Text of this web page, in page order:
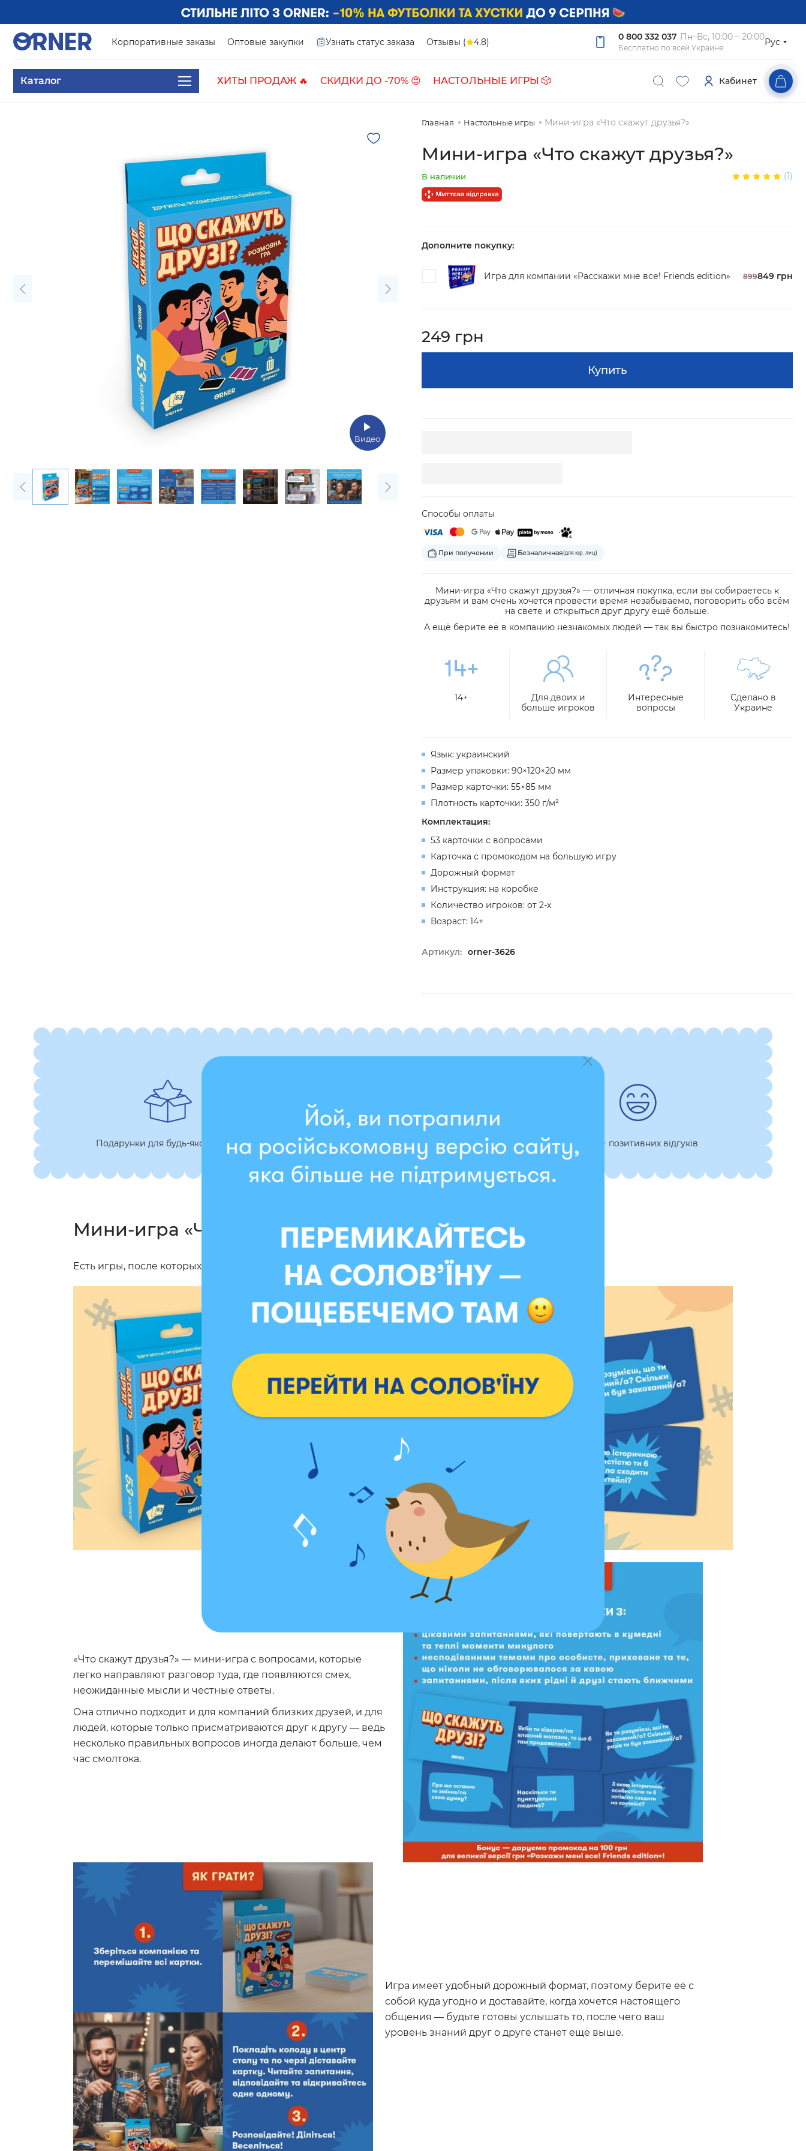
Корпоративные заказы Оптовые закупки Узнать статус заказа Отзывы ( 4.8) 0 800 332 037 Пн–Вс, 10:00 – 20:00
Бесплатно по всей Украине
Рус
Каталог ХИТЫ ПРОДАЖ 🔥 СКИДКИ ДО -70% 😍 НАСТОЛЬНЫЕ ИГРЫ 🎲 Кабинет
Видео
Главная Настольные игры Мини-игра «Что скажут друзья?»
Мини-игра «Что скажут друзья?»
В наличии (1)
Дополните покупку:
Игра для компании «Расскажи мне все! Friends edition» 899849 грн
249 грн
Купить
Способы оплаты
При получении Безналичная(для юр. лиц)
Мини-игра «Что скажут друзья?» — отличная покупка, если вы собираетесь к
друзьям и вам очень хочется провести время незабываемо, поговорить обо всём
на свете и открыться друг другу ещё больше.
А ещё берите её в компанию незнакомых людей — так вы быстро познакомитесь!
14+
Для двоих и
больше игроков
Интересные
вопросы
Сделано в
Украине
Язык: украинский
Размер упаковки: 90×120×20 мм
Размер карточки: 55×85 мм
Плотность карточки: 350 г/м²
Комплектация:
53 карточки с вопросами
Карточка с промокодом на большую игру
Дорожный формат
Инструкция: на коробке
Количество игроков: от 2-х
Возраст: 14+
Артикул: orner-3626
Подарунки для будь-якої нагоди Мгновенная отправка 7 000+ позитивних відгуків
Мини-игра «Что скажут друзья?»
Есть игры, после которых даже лучшие компании становятся ближе. И это — именно такая.
«Что скажут друзья?» — мини-игра с вопросами, которые
легко направляют разговор туда, где появляются смех,
неожиданные мысли и честные ответы.
Она отлично подходит и для компаний близких друзей, и для
людей, которые только присматриваются друг к другу — ведь
несколько правильных вопросов иногда делают больше, чем
час смолтока.
Игра имеет удобный дорожный формат, поэтому берите её с
собой куда угодно и доставайте, когда хочется настоящего
общения — будьте готовы услышать то, после чего ваш
уровень знаний друг о друге станет ещё выше.